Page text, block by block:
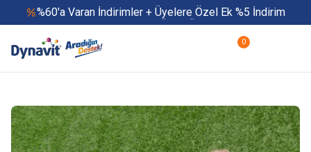
%60'a Varan İndirimler + Üyelere Özel Ek %5 İndirim
Yaz Boyu 500 TL ve Üzeri Ücretsiz Kargo
Yaza Özel Fırsatlar Başladı
0